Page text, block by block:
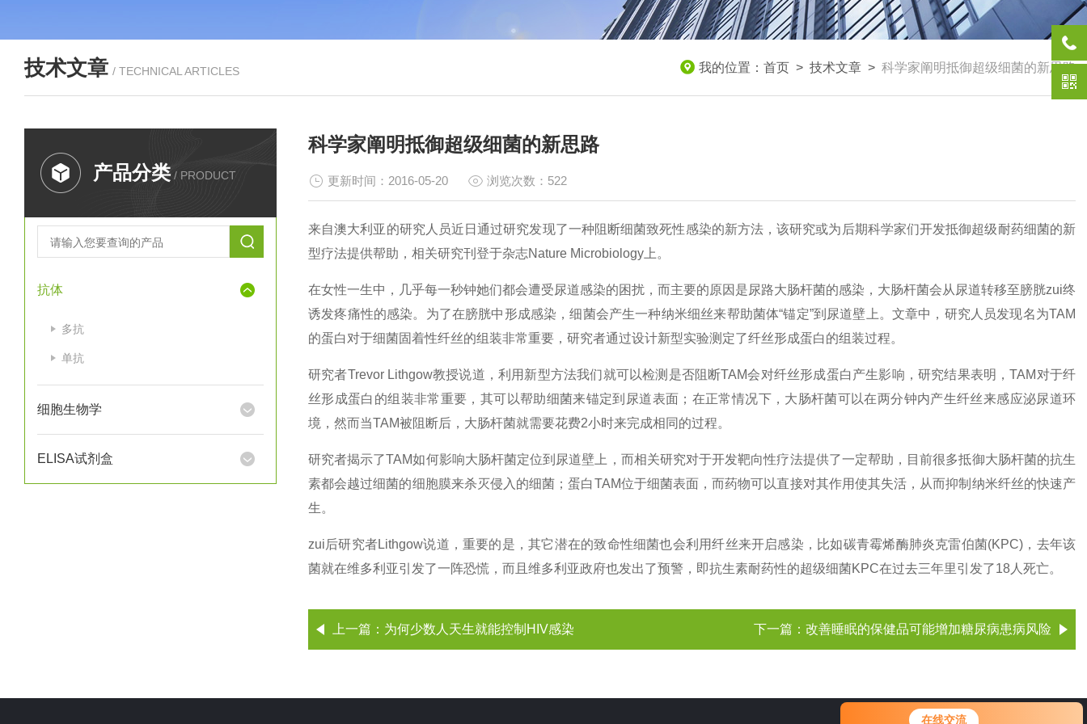
在线交流
技术文章 / TECHNICAL ARTICLES 我的位置： 首页 > 技术文章 > 科学家阐明抵御超级细菌的新思路
产品分类 / PRODUCT
抗体
多抗
单抗
细胞生物学
ELISA试剂盒
科学家阐明抵御超级细菌的新思路
更新时间：2016-05-20 浏览次数：522
来自澳大利亚的研究人员近日通过研究发现了一种阻断细菌致死性感染的新方法，该研究或为后期科学家们开发抵御超级耐药细菌的新
型疗法提供帮助，相关研究刊登于杂志Nature Microbiology上。
在女性一生中，几乎每一秒钟她们都会遭受尿道感染的困扰，而主要的原因是尿路大肠杆菌的感染，大肠杆菌会从尿道转移至膀胱zui终
诱发疼痛性的感染。为了在膀胱中形成感染，细菌会产生一种纳米细丝来帮助菌体“锚定”到尿道壁上。文章中，研究人员发现名为TAM
的蛋白对于细菌固着性纤丝的组装非常重要，研究者通过设计新型实验测定了纤丝形成蛋白的组装过程。
研究者Trevor Lithgow教授说道，利用新型方法我们就可以检测是否阻断TAM会对纤丝形成蛋白产生影响，研究结果表明，TAM对于纤
丝形成蛋白的组装非常重要，其可以帮助细菌来锚定到尿道表面；在正常情况下，大肠杆菌可以在两分钟内产生纤丝来感应泌尿道环
境，然而当TAM被阻断后，大肠杆菌就需要花费2小时来完成相同的过程。
研究者揭示了TAM如何影响大肠杆菌定位到尿道壁上，而相关研究对于开发靶向性疗法提供了一定帮助，目前很多抵御大肠杆菌的抗生
素都会越过细菌的细胞膜来杀灭侵入的细菌；蛋白TAM位于细菌表面，而药物可以直接对其作用使其失活，从而抑制纳米纤丝的快速产
生。
zui后研究者Lithgow说道，重要的是，其它潜在的致命性细菌也会利用纤丝来开启感染，比如碳青霉烯酶肺炎克雷伯菌(KPC)，去年该
菌就在维多利亚引发了一阵恐慌，而且维多利亚政府也发出了预警，即抗生素耐药性的超级细菌KPC在过去三年里引发了18人死亡。
上一篇： 为何少数人天生就能控制HIV感染 下一篇： 改善睡眠的保健品可能增加糖尿病患病风险